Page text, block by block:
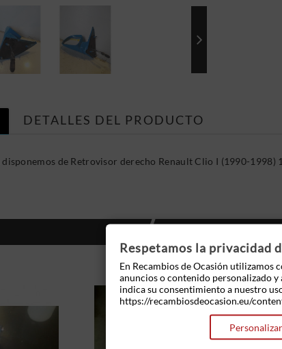
DETALLES DEL PRODUCTO
disponemos de Retrovisor derecho Renault Clio I (1990-
Respetamos la privacidad
En Recambios de Ocasión utilizamos
anuncios o contenido personalizado
indica su consentimiento a nuestro
https://recambiosdeocasion.eu/
Personalizar